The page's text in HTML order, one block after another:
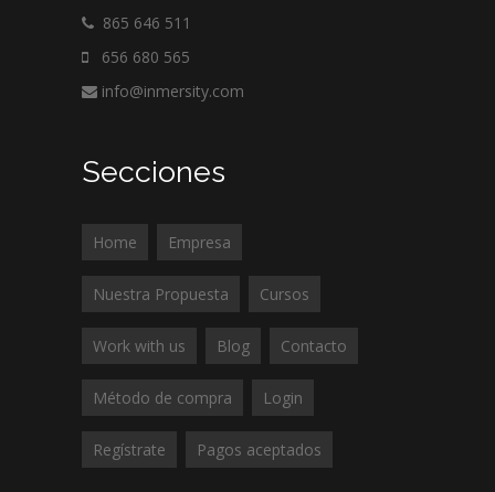
865 646 511
656 680 565
info@inmersity.com
Secciones
Home Empresa
Nuestra Propuesta Cursos
Work with us Blog Contacto
Método de compra Login
Regístrate Pagos aceptados